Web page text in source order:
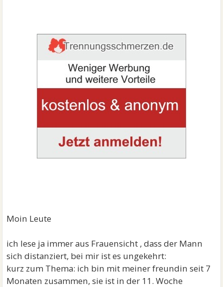
Moin Leute
ich lese ja immer aus Frauensicht , dass der Mann
sich distanziert, bei mir ist es ungekehrt:
kurz zum Thema: ich bin mit meiner freundin seit 7
Monaten zusammen, sie ist in der 11. Woche